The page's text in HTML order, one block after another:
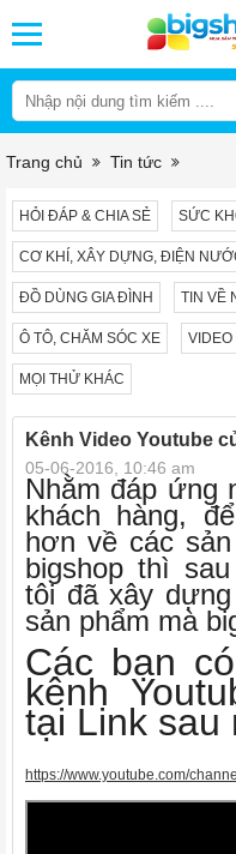
Trang chủ Tin tức
HỎI ĐÁP & CHIA SẺ SỨC
CƠ KHÍ, XÂY DỰNG, ĐIỆN
ĐỒ DÙNG GIA ĐÌNH TIN VỀ
Ô TÔ, CHĂM SÓC XE VIDEO
MỌI THỬ KHÁC
Kênh Video Youtube
05-06-2016, 10:46 am
Nhằm đáp ứng
khách hàng,
hơn về các
bigshop thì
tôi đã xây
sản phẩm mà
Các bạn
kênh
tại Link sau
https://www.youtube.com/